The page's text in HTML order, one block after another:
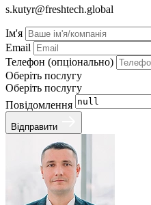
s.kutyr@freshtech.global
Ім'я
Email
Телефон (опціонально)
Оберіть послугу
Оберіть послугу
Повідомлення
Відправити